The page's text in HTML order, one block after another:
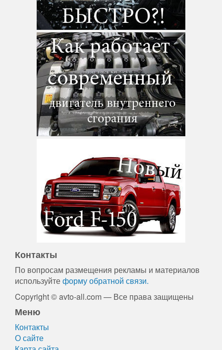
Контакты
По вопросам размещения рекламы и материалов
используйтеформу обратной связи.
Copyright © avto-all.com — Все права защищены
Меню
Контакты
О сайте